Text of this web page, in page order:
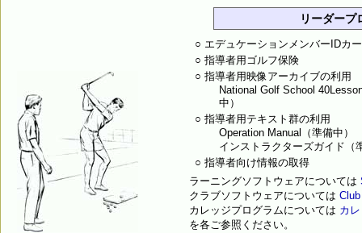
リーダープ
○ エデュケーションメンバーIDカ
○ 指導者用ゴルフ保険
○ 指導者用映像アーカイブの利用
National Golf School
中）
○ 指導者用テキスト群の利用
Operation Manual（準備中）
インストラクターズガイド（
○ 指導者向け情報の取得
ラーニングソフトウェアについては
クラブソフトウェアについては
カレッジプログラムについては カ
を各ご参照ください。